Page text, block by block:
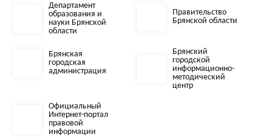
Департамент
образования и
науки Брянской
области
Правительство
Брянской области
Брянская
городская
администрация
Брянский
городской
информационно-
методический
центр
Официальный
Интернет-портал
правовой
информации